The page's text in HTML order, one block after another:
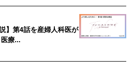
】第4話を産婦人科医が
療...